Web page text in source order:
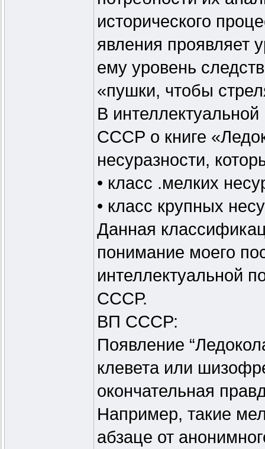
исторического
явления проявляет
ему уровень
«пушки, чтобы
В
СССР о книге
несуразности,
• класс .мелких
• класс крупных
Данная
понимание моего
интеллектуальной
СССР.
ВП СССР:
Появление
клевета или
окончательная
Например, такие
абзаце от